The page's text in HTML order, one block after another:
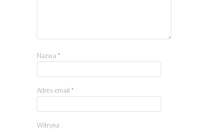
Nazwa *
Adres email *
Witryna